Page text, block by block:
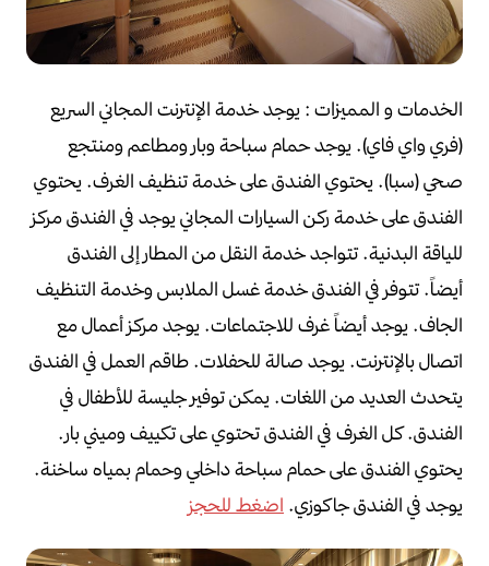
الخدمات و المميزات : يوجد خدمة الإنترنت المجاني السريع
(فري واي فاي). يوجد حمام سباحة وبار ومطاعم ومنتجع
صحي (سبا). يحتوي الفندق على خدمة تنظيف الغرف. يحتوي
الفندق على خدمة ركن السيارات المجانييوجد في الفندق مركز
للياقة البدنية. تتواجد خدمة النقل من المطار إلى الفندق
أيضاً. تتوفر في الفندق خدمة غسل الملابس وخدمة التنظيف
الجاف. يوجد أيضاً غرف للاجتماعات. يوجد مركز أعمال مع
اتصال بالإنترنت. يوجد صالة للحفلات. طاقم العمل في الفندق
يتحدث العديد من اللغات. يمكن توفير جليسة للأطفال في
الفندق. كل الغرف في الفندق تحتوي على تكييف وميني بار.
يحتوي الفندق على حمام سباحة داخلي وحمام بمياه ساخنة.
يوجد في الفندق جاكوزي. اضغط للحجز